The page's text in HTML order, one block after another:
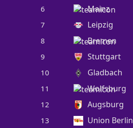
6 Mainz
7 Leipzig
8 Bremen
9 Stuttgart
10 Gladbach
11 Wolfsburg
12 Augsburg
13 Union Berlin